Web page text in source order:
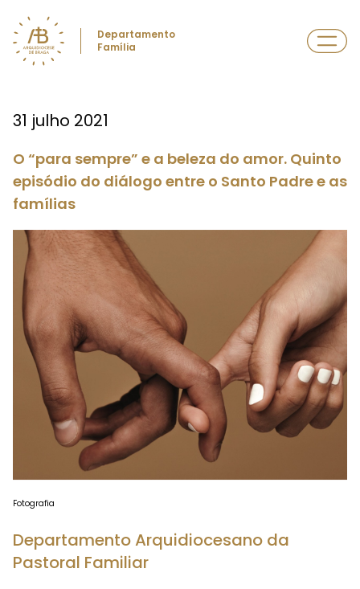
Departamento
Família
31 julho 2021
O “para sempre” e a beleza do amor. Quinto
episódio do diálogo entre o Santo Padre e as
famílias
Fotografia
Departamento Arquidiocesano da
Pastoral Familiar